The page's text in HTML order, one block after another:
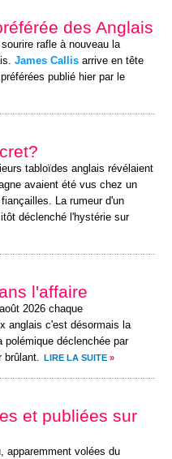
des Anglais
rafle à nouveau la
James Callis arrive en tête
publié hier par le
tabloïdes anglais révélaient
avaient été vus chez un
La rumeur d'un
déclenché l'hystérie sur
l'affaire
2026 chaque
anglais c'est désormais la
polémique déclenchée par
brûlant. LIRE LA SUITE »
et publiées sur
apparemment volées du